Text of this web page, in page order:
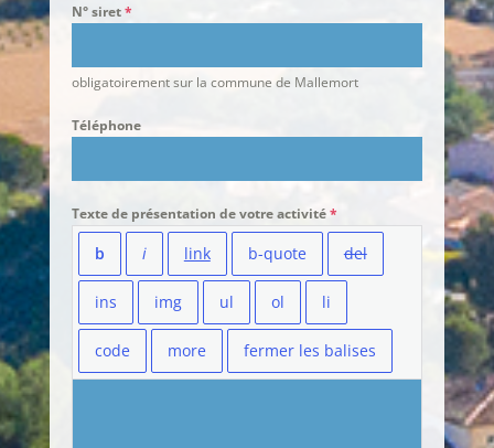
N° siret*
obligatoirement sur la commune de Mallemort
Téléphone
Texte de présentation de votre activité*